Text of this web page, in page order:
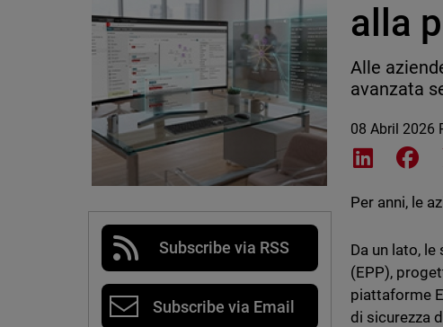
Subscribe via RSS
Subscribe via Email
alla
Alle
avanzata
08 Abril 2026
Share on
Per anni, le
Da un lato,
(EPP),
piattaforme
di sicurezza